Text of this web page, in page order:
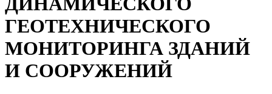
ГЕОТЕХНИЧЕСКОГО
МОНИТОРИНГА ЗДАНИЙ
И СООРУЖЕНИЙ